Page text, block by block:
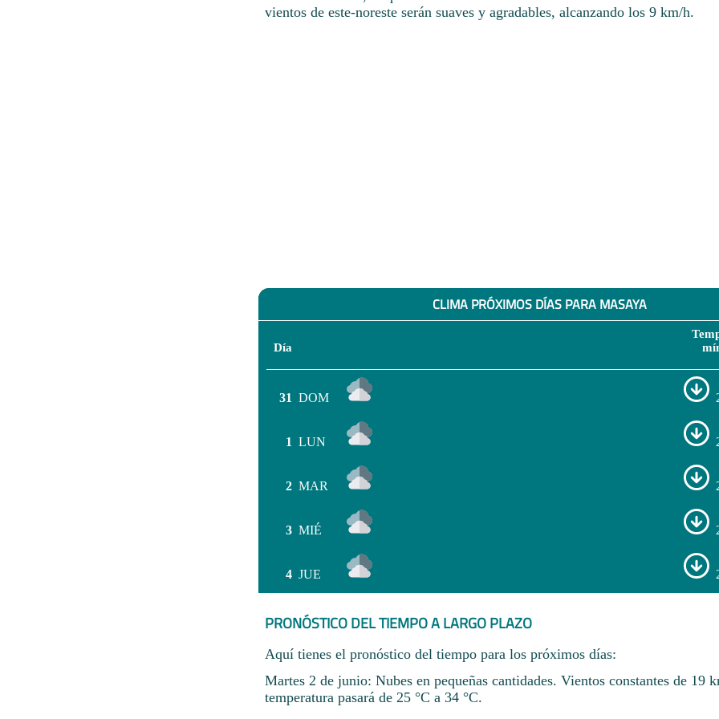
vientos de este-noreste serán suaves y agradables, alcanzando los 9 km/h.
CLIMA PRÓXIMOS DÍAS PARA MASAYA
Día
31 DOM
1 LUN
2 MAR
3 MIÉ
4 JUE
PRONÓSTICO DEL TIEMPO A LARGO PLAZO
Aquí tienes el pronóstico del tiempo para los próximos días:
Martes 2 de junio: Nubes en pequeñas cantidades. Vientos constantes de 19
temperatura pasará de 25 °C a 34 °C.